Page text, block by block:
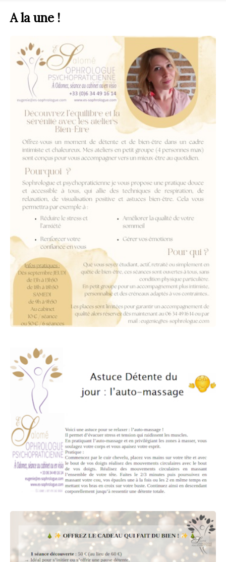
A la une !